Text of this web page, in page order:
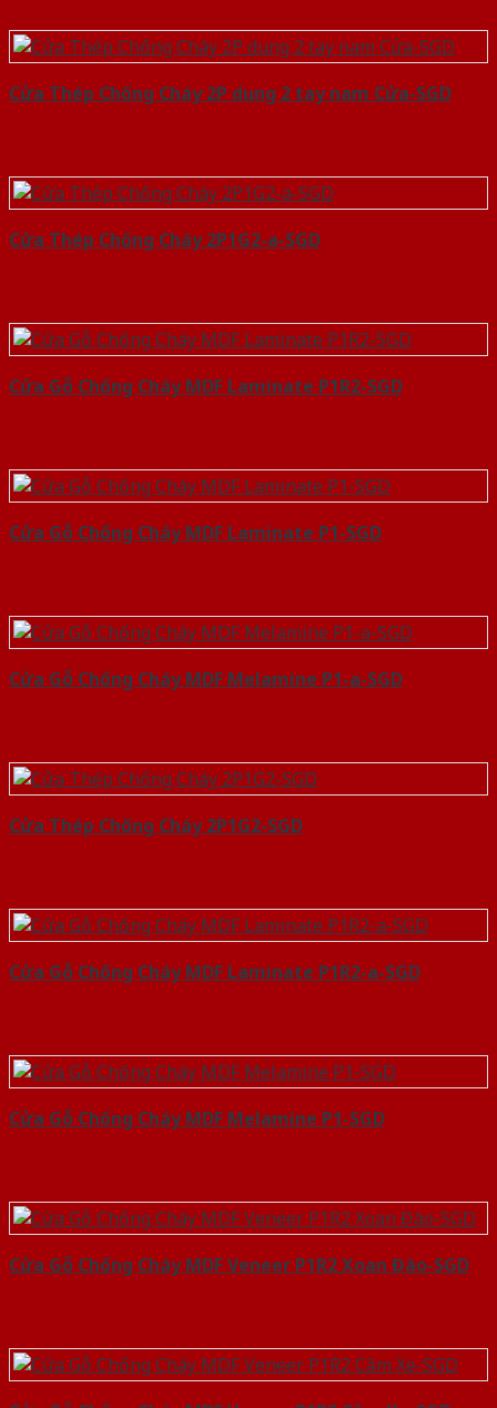
Cửa Thép Chống Cháy 2P dung 2 tay nam Cửa-SGD
Cửa Thép Chống Cháy 2P1G2-a-SGD
Cửa Gỗ Chống Cháy MDF Laminate P1R2-SGD
Cửa Gỗ Chống Cháy MDF Laminate P1-SGD
Cửa Gỗ Chống Cháy MDF Melamine P1-a-SGD
Cửa Thép Chống Cháy 2P1G2-SGD
Cửa Gỗ Chống Cháy MDF Laminate P1R2-a-SGD
Cửa Gỗ Chống Cháy MDF Melamine P1-SGD
Cửa Gỗ Chống Cháy MDF Veneer P1R2 Xoan Đào-SGD